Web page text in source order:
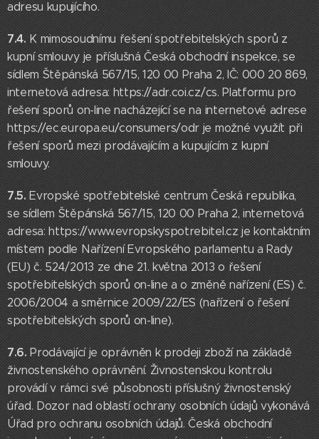
adresu kupujícího.
7.4. K mimosoudnímu řešení spotřebitelských sporů z
kupní smlouvy je příslušná Česká obchodní inspekce, se
sídlem Štěpánská 567/15, 120 00 Praha 2, IČ: 000 20 869,
internetová adresa: https://adr.coi.cz/cs. Platformu pro
řešení sporů on-line nacházející se na internetové adrese
https://ec.europa.eu/consumers/odr je možné využít při
řešení sporů mezi prodávajícím a kupujícím z kupní
smlouvy.
7.5.Evropské spotřebitelské centrum Česká republika,
se sídlem Štěpánská 567/15, 120 00 Praha 2, internetová
adresa: https://www.evropskyspotrebitel.cz je kontaktním
místem podle Nařízení Evropského parlamentu a Rady
(EU) č. 524/2013 ze dne 21. května 2013 o řešení
spotřebitelských sporů on-line a o změně nařízení (ES) č.
2006/2004 a směrnice 2009/22/ES (nařízení o řešení
spotřebitelských sporů on-line).
7.6.Prodávající je oprávněn k prodeji zboží na základě
živnostenského oprávnění. Živnostenskou kontrolu
provádí v rámci své působnosti příslušný živnostenský
úřad. Dozor nad oblastí ochrany osobních údajů vykonává
Úřad pro ochranu osobních údajů. Česká obchodní